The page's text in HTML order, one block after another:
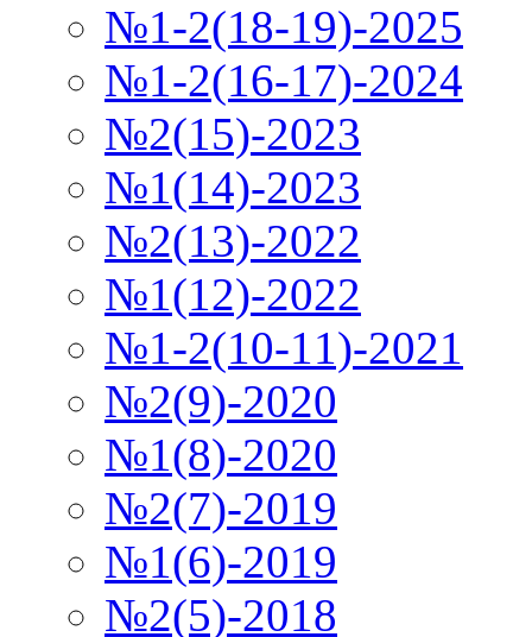
№1-2(18-19)-2025
№1-2(16-17)-2024
№2(15)-2023
№1(14)-2023
№2(13)-2022
№1(12)-2022
№1-2(10-11)-2021
№2(9)-2020
№1(8)-2020
№2(7)-2019
№1(6)-2019
№2(5)-2018